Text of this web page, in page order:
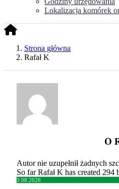
Lokalizacja komórek
Strona główna
Rafał K
O
Autor nie uzupełnił żadnych
So far Rafał K has created 294
3 08.2026